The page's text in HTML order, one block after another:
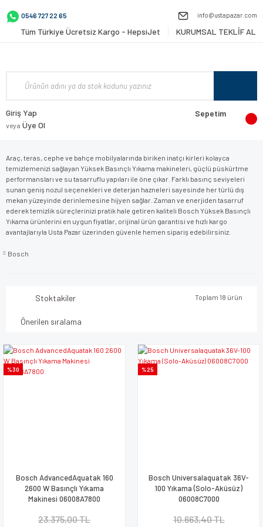
0546 727 22 65 info@ustapazar.com
Tüm Türkiye Ücretsiz Kargo - HepsiJet KURUMSAL TEKLİF AL
Giriş Yap
veya Üye Ol
Sepetim
Araç, teras, cephe ve bahçe mobilyalarında biriken inatçı kirleri kolayca
temizlemenizi sağlayan Yüksek Basınçlı Yıkama makineleri, güçlü püskürtme
performansları ve su tasarruflu yapıları ile öne çıkar. Farklı basınç seviyeleri
sunan geniş nozul seçenekleri ve deterjan hazneleri sayesinde her türlü dış
mekan yüzeyinde derinlemesine hijyen sağlar. Zaman ve enerjiden tasarruf
ederek temizlik süreçlerinizi pratik hale getiren kaliteli Bosch Yüksek Basınçlı
Yıkama ürünlerini en uygun fiyatlar, orijinal ürün garantisi ve hızlı kargo
avantajlarıyla Usta Pazar üzerinden güvenle hemen sipariş edebilirsiniz.
Bosch
Stoktakiler Toplam 18 ürün
%30
Bosch AdvancedAquatak 160
2600 W Basınçlı Yıkama
Makinesi 06008A7800
23.375,00 TL
%25
Bosch Universalaquatak 36V-
100 Yıkama (Solo-Aküsüz)
06008C7000
10.663,40 TL